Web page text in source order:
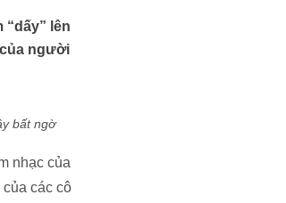
“dấy” lên
người
bất ngờ
nhạc của
của các cô